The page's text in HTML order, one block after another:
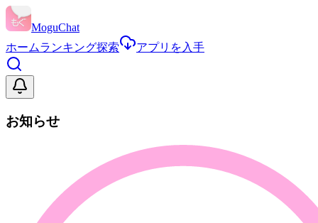
MoguChat
ホームランキング探索 アプリを入手
お知らせ